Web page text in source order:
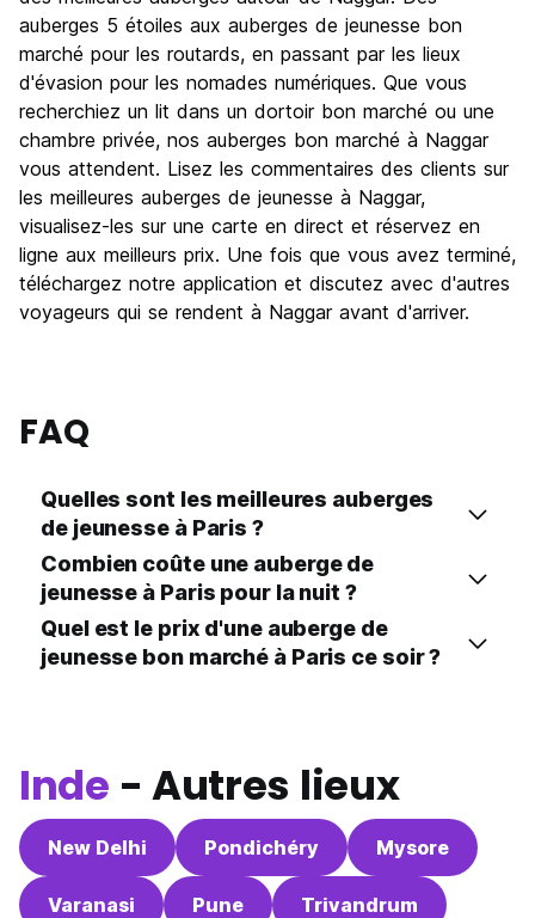
auberges 5 étoiles aux auberges de jeunesse bon
marché pour les routards, en passant par les lieux
d'évasion pour les nomades numériques. Que vous
recherchiez un lit dans un dortoir bon marché ou une
chambre privée, nos auberges bon marché à Naggar
vous attendent. Lisez les commentaires des clients sur
les meilleures auberges de jeunesse à Naggar,
visualisez-les sur une carte en direct et réservez en
ligne aux meilleurs prix. Une fois que vous avez terminé,
téléchargez notre application et discutez avec d'autres
voyageurs qui se rendent à Naggar avant d'arriver.
FAQ
Quelles sont les meilleures auberges
de jeunesse à Paris ?
Combien coûte une auberge de
jeunesse à Paris pour la nuit ?
Quel est le prix d'une auberge de
jeunesse bon marché à Paris ce soir ?
Inde - Autres lieux
New Delhi Pondichéry Mysore
Varanasi Pune Trivandrum